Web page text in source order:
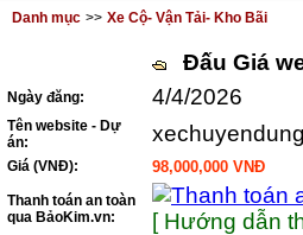
Danh mục >> Xe Cộ- Vận Tải- Kho Bãi
Đấu Giá
Ngày đăng: 4/4/2026
Tên website - Dự
án:
Giá (VNĐ): 98,000,000 VNĐ
Thanh toán an toàn
qua BảoKim.vn:
[ Hướng dẫn